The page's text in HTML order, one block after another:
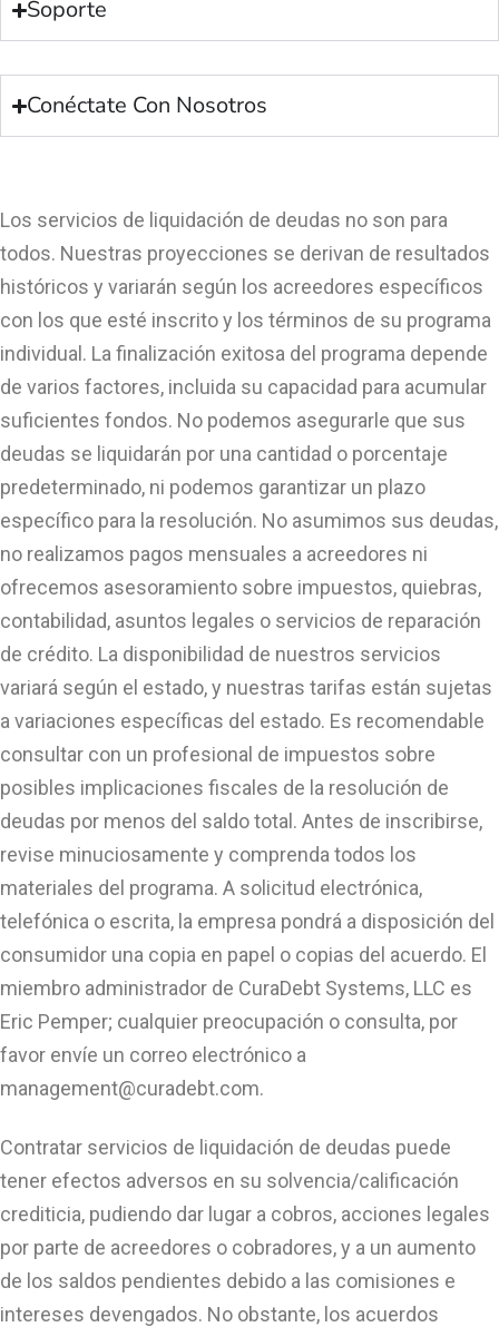
Soporte
Conéctate Con Nosotros
Los servicios de liquidación de deudas no son para
todos. Nuestras proyecciones se derivan de resultados
históricos y variarán según los acreedores específicos
con los que esté inscrito y los términos de su programa
individual. La finalización exitosa del programa depende
de varios factores, incluida su capacidad para acumular
suficientes fondos. No podemos asegurarle que sus
deudas se liquidarán por una cantidad o porcentaje
predeterminado, ni podemos garantizar un plazo
específico para la resolución. No asumimos sus deudas,
no realizamos pagos mensuales a acreedores ni
ofrecemos asesoramiento sobre impuestos, quiebras,
contabilidad, asuntos legales o servicios de reparación
de crédito. La disponibilidad de nuestros servicios
variará según el estado, y nuestras tarifas están sujetas
a variaciones específicas del estado. Es recomendable
consultar con un profesional de impuestos sobre
posibles implicaciones fiscales de la resolución de
deudas por menos del saldo total. Antes de inscribirse,
revise minuciosamente y comprenda todos los
materiales del programa. A solicitud electrónica,
telefónica o escrita, la empresa pondrá a disposición del
consumidor una copia en papel o copias del acuerdo. El
miembro administrador de CuraDebt Systems, LLC es
Eric Pemper; cualquier preocupación o consulta, por
favor envíe un correo electrónico a
management@curadebt.com.
Contratar servicios de liquidación de deudas puede
tener efectos adversos en su solvencia/calificación
crediticia, pudiendo dar lugar a cobros, acciones legales
por parte de acreedores o cobradores, y a un aumento
de los saldos pendientes debido a las comisiones e
intereses devengados. No obstante, los acuerdos